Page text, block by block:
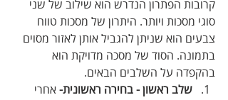
קרובות הפתרון הנדרש הוא שילוב של שני
סוגי מסכות ויותר. היתרון של מסכות טווח
צבעים הוא שניתן להגביל אותן לאזור מסוים
בתמונה. הסוד של מסכה מדויקת הוא
בהקפדה על השלבים הבאים.
שלב ראשון - בחירה ראשונית- אחרי